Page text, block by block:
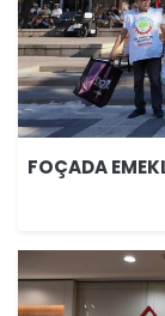
FOÇADA